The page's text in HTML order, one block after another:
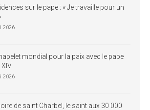
sur le pape : « Je travaille pour un
2026
mondial pour la paix avec le pape
XIV
2026
de saint Charbel, le saint aux 30 000